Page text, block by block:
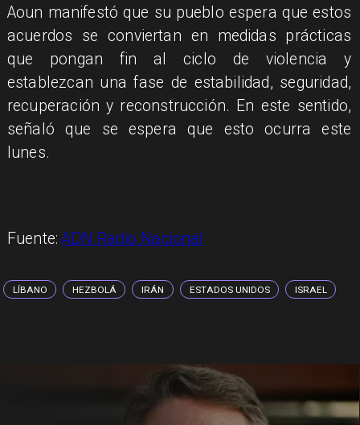
Aoun manifestó que su pueblo espera que estos
acuerdos se conviertan en medidas prácticas
que pongan fin al ciclo de violencia y
establezcan una fase de estabilidad, seguridad,
recuperación y reconstrucción. En este sentido,
señaló que se espera que esto ocurra este
lunes.
Fuente:ADN Radio Nacional
LÍBANO HEZBOLÁ IRÁN ESTADOS UNIDOS ISRAEL